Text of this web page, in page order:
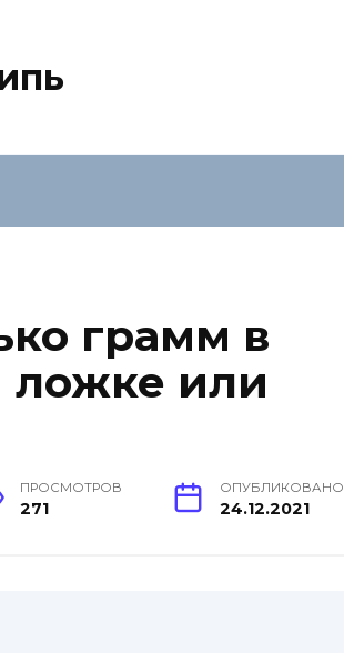
грамм в
ложке или
ПРОСМОТРОВ
271
ОПУБЛИКОВАНО
24.12.2021